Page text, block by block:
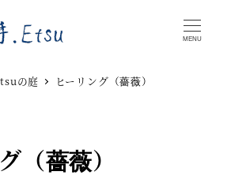
MENU
の庭 ヒーリング（薔薇）
（薔薇）